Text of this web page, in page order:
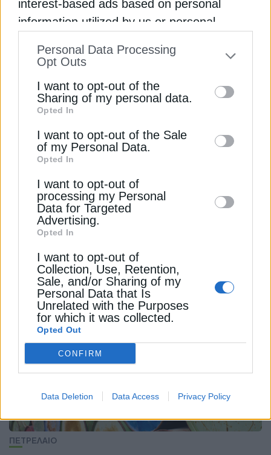
interest-based ads based on personal
information utilized by us or personal
to your opt-out. You may separately opt-out
information by third parties on the IAB’s list
of downstream participants. This
information may also be disclosed by us to
third parties on theIAB’s List of
Downstream Participants
disclose it to other third parties.
Personal Data Processing
Opt Outs
I want to opt-out of the
Sharing of my personal data.
Opted In
I want to opt-out of the Sale
of my Personal Data.
Opted In
I want to opt-out of
processing my Personal
Data for Targeted
Advertising.
Opted In
I want to opt-out of
Collection, Use, Retention,
Sale, and/or Sharing of my
Personal Data that Is
Unrelated with the Purposes
for which it was collected.
Opted Out
CONFIRM
Data Deletion Data Access Privacy Policy
Διαβάστε ακόμη
Φρανκφούρτης για τα καύσιμα ενόψει καλοκαιριού
και καλοκαιρινή ζήτηση
Απρίλιο λόγω ακρίβειας
ΚΥΡΙΑΚΟΣ ΠΙΕΡΡΑΚΑΚΗΣ ΠΕΤΡΕΛΑΙΟ ΤΙΜΕΣ
ΔΕΊΤΕ ΕΠΊΣΗΣ
ΠΕΤΡΕΛΑΙΟ